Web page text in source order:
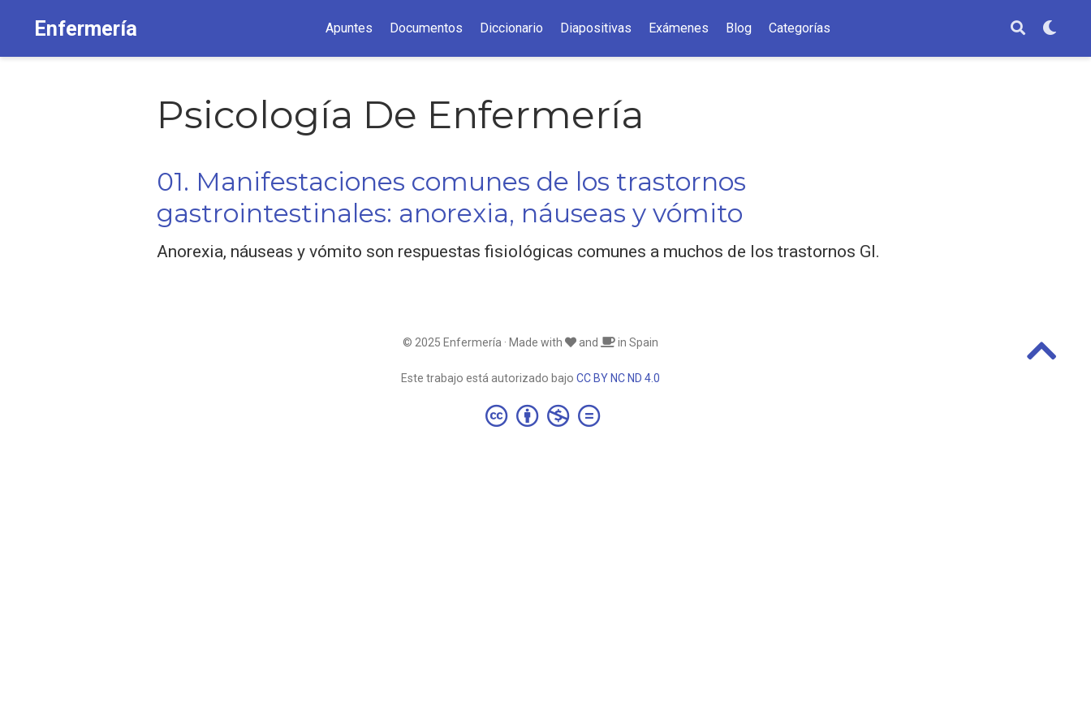
Enfermería Apuntes Documentos Diccionario Diapositivas Exámenes Blog Categorías
Psicología De Enfermería
01. Manifestaciones comunes de los trastornos
gastrointestinales: anorexia, náuseas y vómito
Anorexia, náuseas y vómito son respuestas fisiológicas comunes a muchos de los trastornos GI.
© 2025 Enfermería · Made with and in Spain
Este trabajo está autorizado bajo CC BY NC ND 4.0